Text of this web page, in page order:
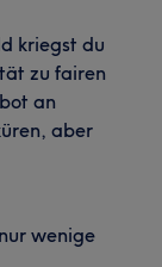
kriegst du
zu fairen
an
aber
wenige